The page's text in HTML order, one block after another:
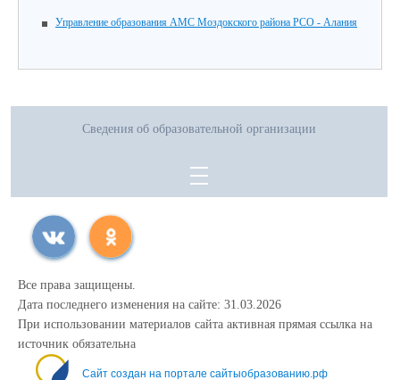
Управление образования АМС Моздокского района РСО - Алания
Сведения об образовательной организации
Все права защищены.
Дата последнего изменения на сайте: 31.03.2026
При использовании материалов сайта активная прямая ссылка на
источник обязательна
Сайт создан на портале сайтыобразованию.рф